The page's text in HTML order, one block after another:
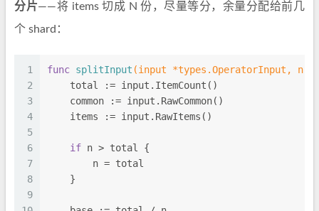
分片——将 items 切成 N 份，尽量等分，余量分配给前几
个 shard：
1
2
3
4
5
6
7
8
9
func splitInput (input *types.OperatorInput, n
    total := input.ItemCount()
    common := input.RawCommon()
    items := input.RawItems()
if n > total {
        n = total
    }